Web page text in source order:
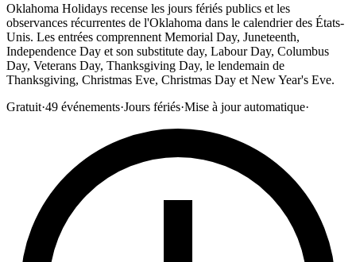
Oklahoma Holidays recense les jours fériés publics et les
observances récurrentes de l'Oklahoma dans le calendrier des États-
Unis. Les entrées comprennent Memorial Day, Juneteenth,
Independence Day et son substitute day, Labour Day, Columbus
Day, Veterans Day, Thanksgiving Day, le lendemain de
Thanksgiving, Christmas Eve, Christmas Day et New Year's Eve.
Gratuit·49 événements·Jours fériés·Mise à jour automatique·